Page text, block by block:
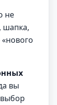
не
шапка,
вы